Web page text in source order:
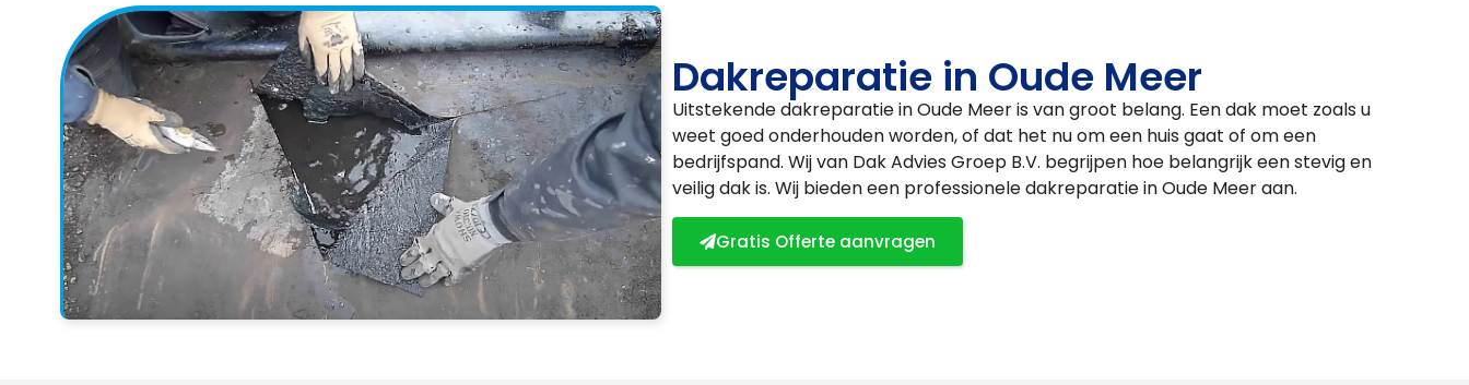
Dakreparatie in Oude Meer
Uitstekende dakreparatie in Oude Meer is van groot belang. Een dak moet zoals u
weet goed onderhouden worden, of dat het nu om een huis gaat of om een
bedrijfspand. Wij van Dak Advies Groep B.V. begrijpen hoe belangrijk een stevig en
veilig dak is. Wij bieden een professionele dakreparatie in Oude Meer aan.
Gratis Offerte aanvragen